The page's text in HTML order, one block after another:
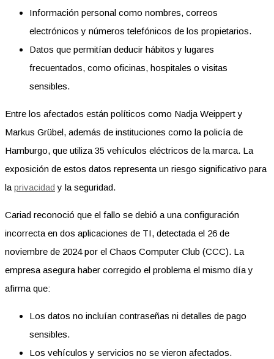
Información personal como nombres, correos
electrónicos y números telefónicos de los propietarios.
Datos que permitían deducir hábitos y lugares
frecuentados, como oficinas, hospitales o visitas
sensibles.
Entre los afectados están políticos como Nadja Weippert y
Markus Grübel, además de instituciones como la policía de
Hamburgo, que utiliza 35 vehículos eléctricos de la marca. La
exposición de estos datos representa un riesgo significativo para
la privacidad y la seguridad.
Cariad reconoció que el fallo se debió a una configuración
incorrecta en dos aplicaciones de TI, detectada el 26 de
noviembre de 2024 por el Chaos Computer Club (CCC). La
empresa asegura haber corregido el problema el mismo día y
afirma que:
Los datos no incluían contraseñas ni detalles de pago
sensibles.
Los vehículos y servicios no se vieron afectados.